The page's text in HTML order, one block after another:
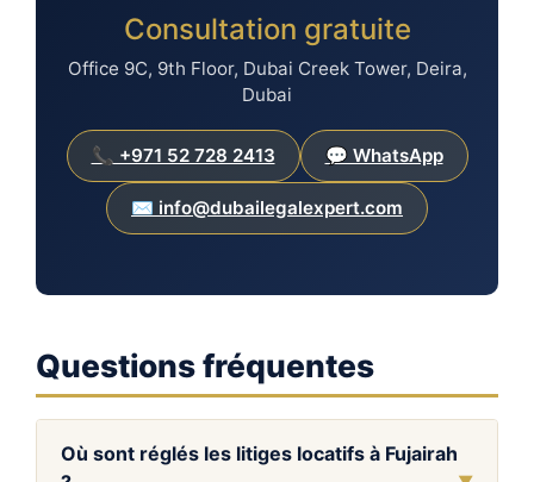
Consultation gratuite
Office 9C, 9th Floor, Dubai Creek Tower, Deira,
Dubai
📞 +971 52 728 2413 💬 WhatsApp
✉️ info@dubailegalexpert.com
Questions fréquentes
Où sont réglés les litiges locatifs à Fujairah